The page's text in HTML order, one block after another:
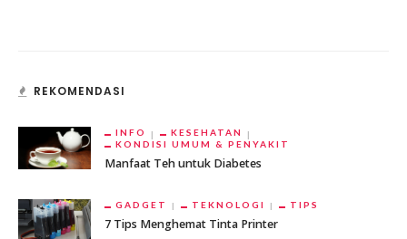
REKOMENDASI
INFO
KESEHATAN
KONDISI UMUM & PENYAKIT
Manfaat Teh untuk Diabetes
GADGET TEKNOLOGI TIPS
7 Tips Menghemat Tinta Printer